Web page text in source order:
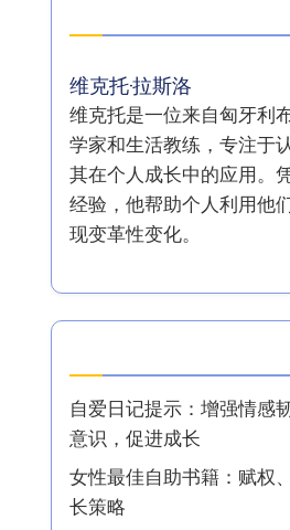
维克托·拉斯洛
维克托是一位来自匈牙利
学家和生活教练，专注于
其在个人成长中的应用。
经验，他帮助个人利用他
现变革性变化。
自爱日记提示：增强情感
意识，促进成长
女性最佳自助书籍：赋权
长策略